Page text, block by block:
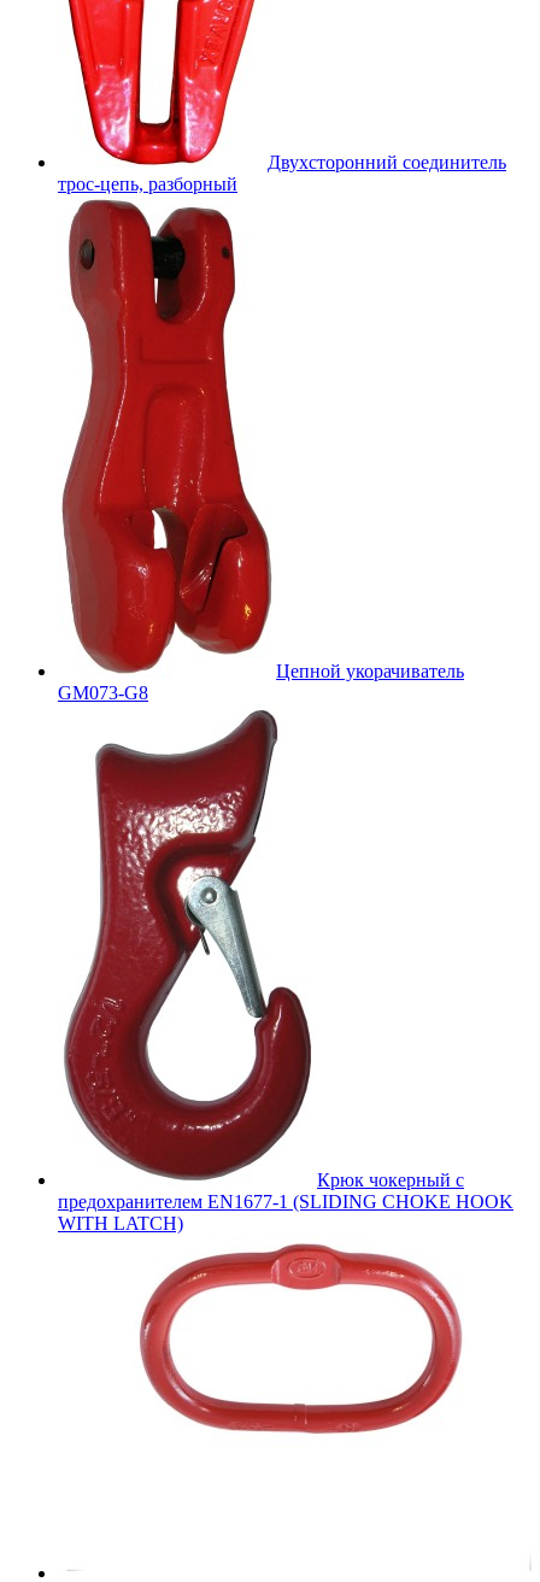
Двухсторонний соединитель
трос-цепь, разборный
Цепной укорачиватель
GM073-G8
Крюк чокерный с
предохранителем EN1677-1 (SLIDING CHOKE HOOK
WITH LATCH)